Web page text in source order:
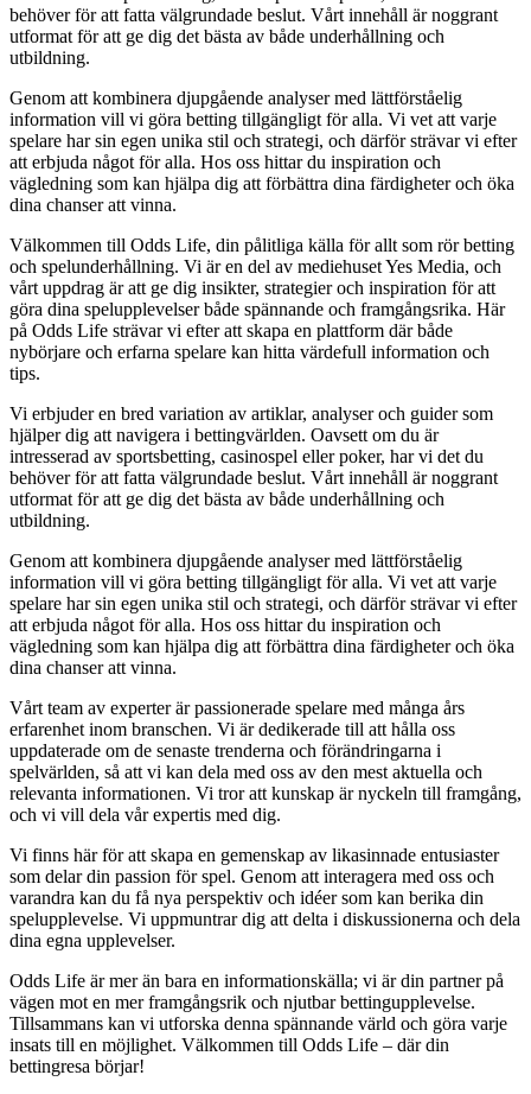
behöver för att fatta välgrundade beslut. Vårt innehåll är noggrant
utformat för att ge dig det bästa av både underhållning och
utbildning.
Genom att kombinera djupgående analyser med lättförståelig
information vill vi göra betting tillgängligt för alla. Vi vet att varje
spelare har sin egen unika stil och strategi, och därför strävar vi efter
att erbjuda något för alla. Hos oss hittar du inspiration och
vägledning som kan hjälpa dig att förbättra dina färdigheter och öka
dina chanser att vinna.
Välkommen till Odds Life, din pålitliga källa för allt som rör betting
och spelunderhållning. Vi är en del av mediehuset Yes Media, och
vårt uppdrag är att ge dig insikter, strategier och inspiration för att
göra dina spelupplevelser både spännande och framgångsrika. Här
på Odds Life strävar vi efter att skapa en plattform där både
nybörjare och erfarna spelare kan hitta värdefull information och
tips.
Vi erbjuder en bred variation av artiklar, analyser och guider som
hjälper dig att navigera i bettingvärlden. Oavsett om du är
intresserad av sportsbetting, casinospel eller poker, har vi det du
behöver för att fatta välgrundade beslut. Vårt innehåll är noggrant
utformat för att ge dig det bästa av både underhållning och
utbildning.
Genom att kombinera djupgående analyser med lättförståelig
information vill vi göra betting tillgängligt för alla. Vi vet att varje
spelare har sin egen unika stil och strategi, och därför strävar vi efter
att erbjuda något för alla. Hos oss hittar du inspiration och
vägledning som kan hjälpa dig att förbättra dina färdigheter och öka
dina chanser att vinna.
Vårt team av experter är passionerade spelare med många års
erfarenhet inom branschen. Vi är dedikerade till att hålla oss
uppdaterade om de senaste trenderna och förändringarna i
spelvärlden, så att vi kan dela med oss av den mest aktuella och
relevanta informationen. Vi tror att kunskap är nyckeln till framgång,
och vi vill dela vår expertis med dig.
Vi finns här för att skapa en gemenskap av likasinnade entusiaster
som delar din passion för spel. Genom att interagera med oss och
varandra kan du få nya perspektiv och idéer som kan berika din
spelupplevelse. Vi uppmuntrar dig att delta i diskussionerna och dela
dina egna upplevelser.
Odds Life är mer än bara en informationskälla; vi är din partner på
vägen mot en mer framgångsrik och njutbar bettingupplevelse.
Tillsammans kan vi utforska denna spännande värld och göra varje
insats till en möjlighet. Välkommen till Odds Life – där din
bettingresa börjar!